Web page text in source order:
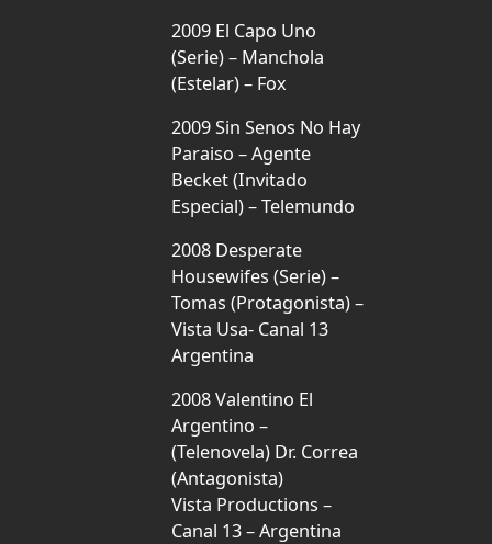
2009 El Capo Uno
(Serie) – Manchola
(Estelar) – Fox
2009 Sin Senos No Hay
Paraiso – Agente
Becket (Invitado
Especial) – Telemundo
2008 Desperate
Housewifes (Serie) –
Tomas (Protagonista) –
Vista Usa- Canal 13
Argentina
2008 Valentino El
Argentino –
(Telenovela) Dr. Correa
(Antagonista)
Vista Productions –
Canal 13 – Argentina